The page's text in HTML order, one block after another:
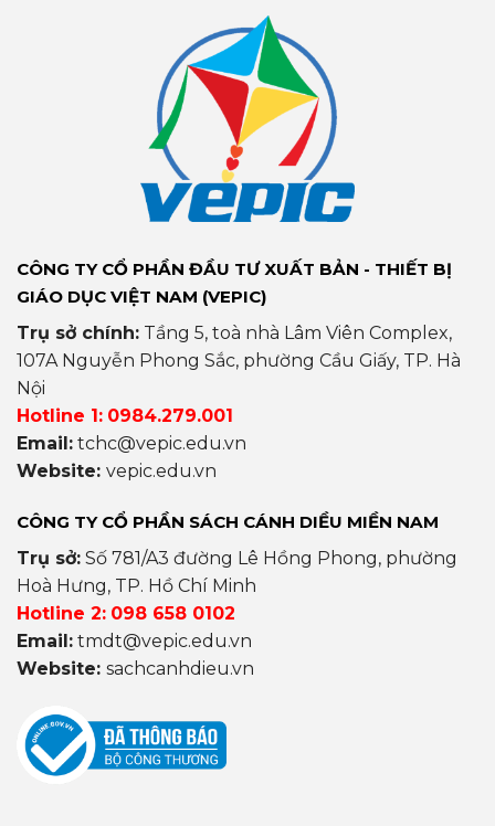
CÔNG TY CỔ PHẦN ĐẦU TƯ XUẤT BẢN - THIẾT BỊ
GIÁO DỤC VIỆT NAM (VEPIC)
Trụ sở chính: Tầng 5, toà nhà Lâm Viên Complex,
107A Nguyễn Phong Sắc, phường Cầu Giấy, TP. Hà
Nội
Hotline 1: 0984.279.001
Email: tchc@vepic.edu.vn
Website: vepic.edu.vn
CÔNG TY CỔ PHẦN SÁCH CÁNH DIỀU MIỀN NAM
Trụ sở: Số 781/A3 đường Lê Hồng Phong, phường
Hoà Hưng, TP. Hồ Chí Minh
Hotline 2: 098 658 0102
Email: tmdt@vepic.edu.vn
Website: sachcanhdieu.vn